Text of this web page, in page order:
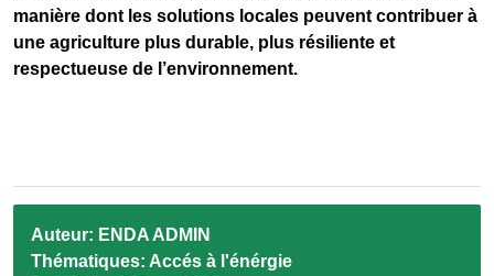
manière dont les solutions locales peuvent contribuer à
une agriculture plus durable, plus résiliente et
respectueuse de l’environnement.
Auteur: ENDA ADMIN
Thématiques: Accés à l'énérgie